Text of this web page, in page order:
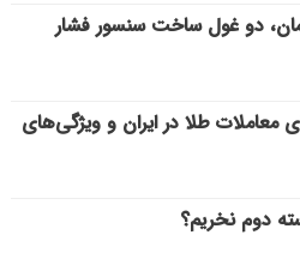
دو غول ساخت سنسور فشار
معاملات طلا در ایران و ویژگی‌های
دوم نخریم؟